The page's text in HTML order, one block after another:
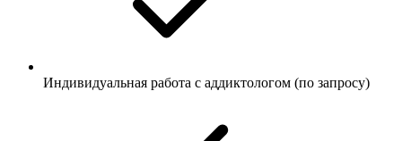
Индивидуальная работа с аддиктологом (по запросу)